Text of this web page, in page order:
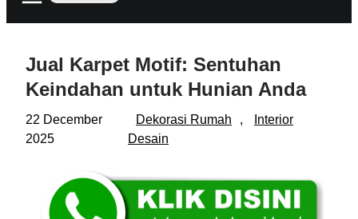
Jual Karpet Motif: Sentuhan
Keindahan untuk Hunian Anda
22 December
2025
Dekorasi Rumah ,
Interior
Desain